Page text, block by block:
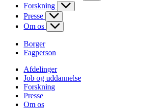
Forskning
Presse
Om os
Borger
Fagperson
Afdelinger
Job og uddannelse
Forskning
Presse
Om os